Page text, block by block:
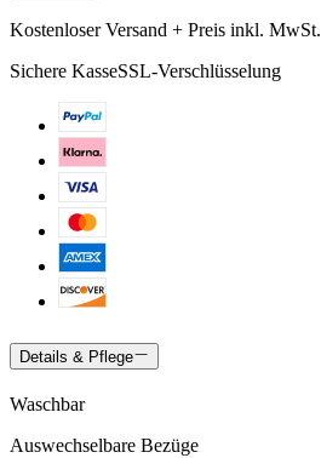
Kostenloser Versand + Preis inkl. MwSt.
Sichere KasseSSL-Verschlüsselung
Details & Pflege
Waschbar
Auswechselbare Bezüge